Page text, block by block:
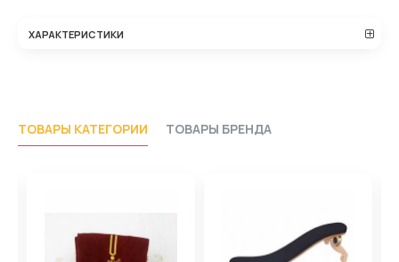
ХАРАКТЕРИСТИКИ
ТОВАРЫ КАТЕГОРИИ ТОВАРЫ БРЕНДА